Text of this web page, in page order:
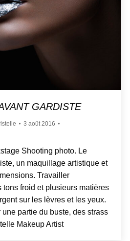
GARDISTE
3 août 2016
Shooting photo. Le
un maquillage artistique et
Travailler
froid et plusieurs matières
sur les lèvres et les yeux.
une partie du buste, des strass
Makeup Artist